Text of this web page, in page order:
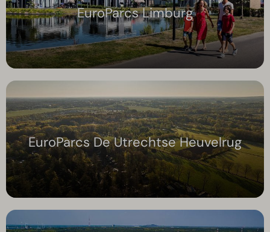
EuroParcs Limburg
EuroParcs De Utrechtse Heuvelrug